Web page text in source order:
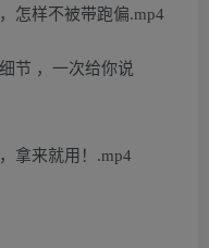
怎样不被带跑偏.mp4
节 ，一次给你说
拿来就用！.mp4